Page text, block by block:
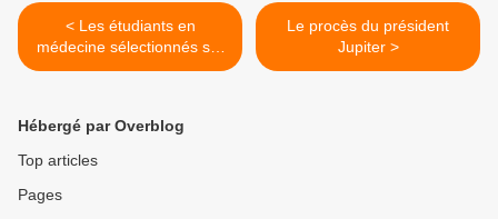
< Les étudiants en
médecine sélectionnés sur
leur soumission au
Le procès du président
Jupiter >
Hébergé par Overblog
Top articles
Pages